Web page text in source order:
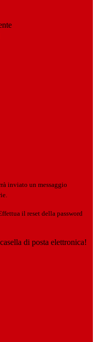
inviato un messaggio
il reset della password
di posta elettronica!